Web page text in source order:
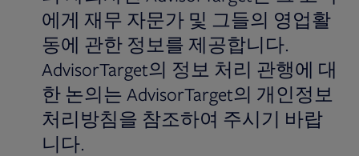
에게 재무 자문가 및 그들의 영업활
동에 관한 정보를 제공합니다.
AdvisorTarget의 정보 처리 관행에 대
한 논의는 AdvisorTarget의 개인정보
처리방침을 참조하여 주시기 바랍
니다.